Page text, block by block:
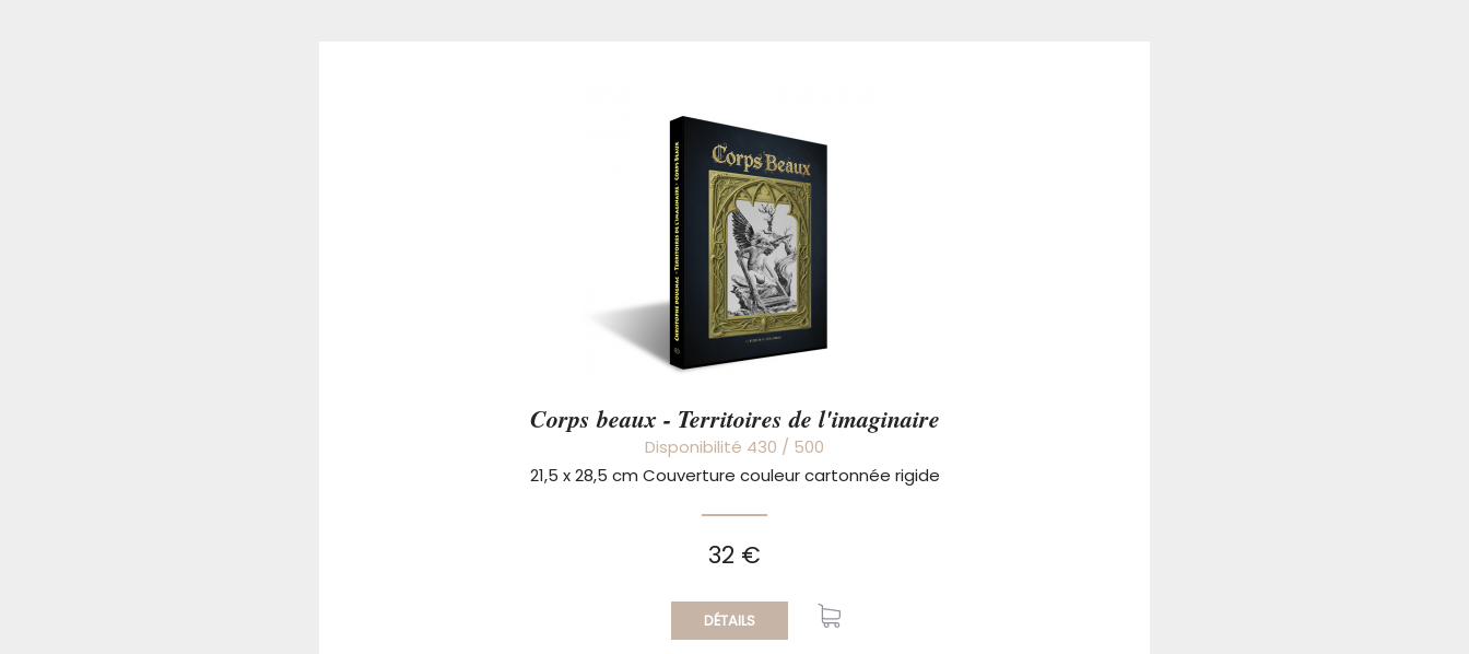
Corps beaux - Territoires de l'imaginaire
Disponibilité 430 / 500
21,5 x 28,5 cm Couverture couleur cartonnée rigide
32 €
DÉTAILS